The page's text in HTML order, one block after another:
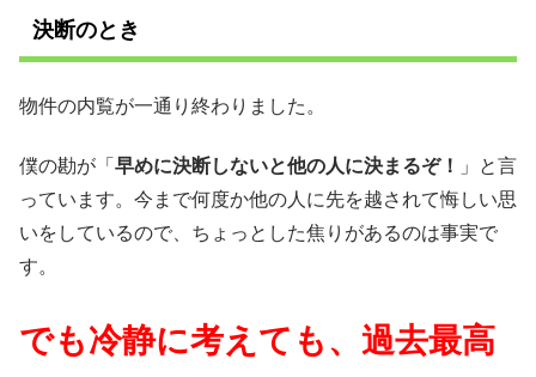
決断のとき
物件の内覧が一通り終わりました。
僕の勘が「 早めに決断しないと他の人に決まるぞ！
」と言
っています。今まで何度か他の人に先を越されて悔しい思
いをしているので、ちょっとした焦りがあるのは事実で
す。
でも冷静に考えても、過去最高